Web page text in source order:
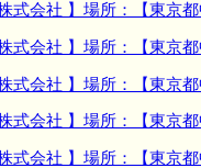
会社 】場所：【東京
会社 】場所：【東京
会社 】場所：【東京
会社 】場所：【東京都
会社 】場所：【東京